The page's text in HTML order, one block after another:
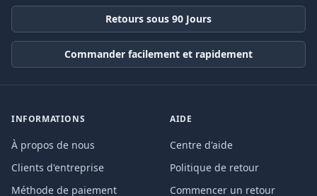
Retours sous 90 Jours
Commander facilement et rapidement
INFORMATIONS
À propos de nous
Clients d'entreprise
Méthode de paiement
AIDE
Centre d'aide
Politique de retour
Commencer un retour